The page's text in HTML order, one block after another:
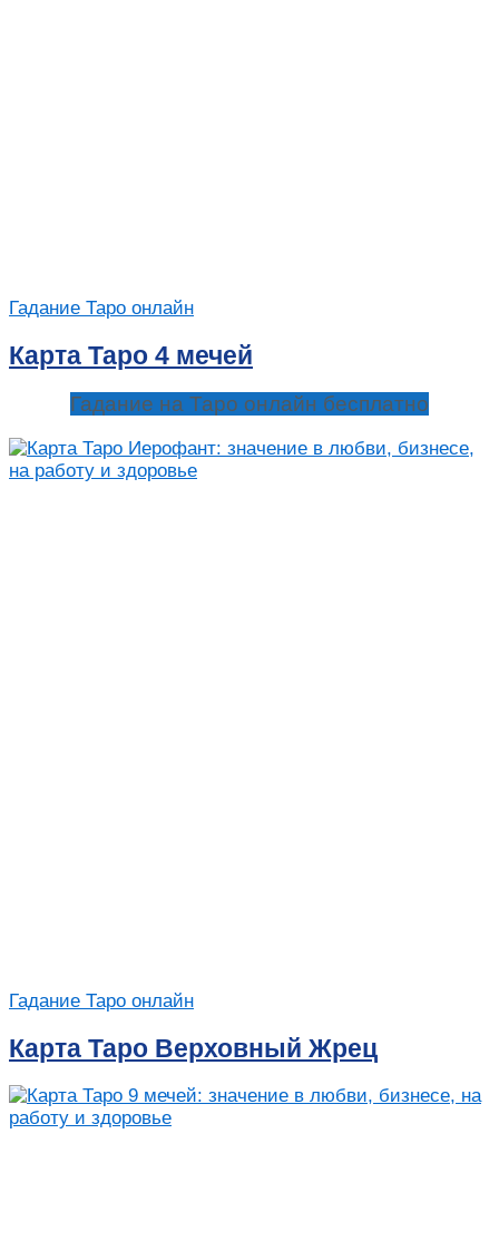
Гадание Таро онлайн
Карта Таро 4 мечей
Гадание на Таро онлайн бесплатно
Гадание Таро онлайн
Карта Таро Верховный Жрец